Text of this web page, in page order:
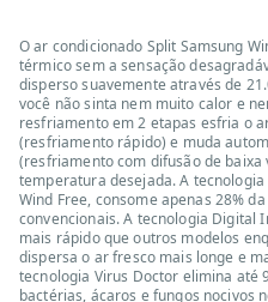
O ar condicionado Split Samsung
térmico sem a sensação
disperso suavemente através de
você não sinta nem muito calor e
resfriamento em 2 etapas esfria o
(resfriamento rápido) e muda
(resfriamento com difusão de baixa
temperatura desejada. A
Wind Free, consome apenas 28%
convencionais. A tecnologia Digital
mais rápido que outros modelos
dispersa o ar fresco mais longe e
tecnologia Virus Doctor elimina até
bactérias, ácaros e fungos nocivos